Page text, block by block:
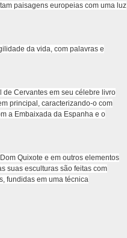
paisagens europeias com uma luz
da vida, com palavras e
de Cervantes em seu célebre livro
principal, caracterizando-o com
a Embaixada da Espanha e o
Quixote e em outros elementos
suas esculturas são feitas com
fundidas em uma técnica